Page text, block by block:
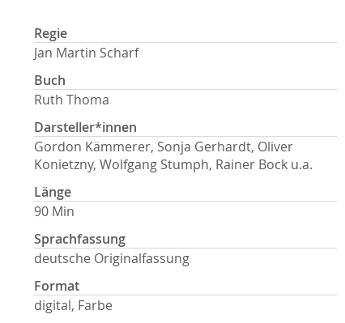
Regie
Jan Martin Scharf
Buch
Ruth Thoma
Darsteller*innen
Gordon Kämmerer, Sonja Gerhardt, Oliver
Konietzny, Wolfgang Stumph, Rainer Bock u.a.
Länge
90 Min
Sprachfassung
deutsche Originalfassung
Format
digital, Farbe